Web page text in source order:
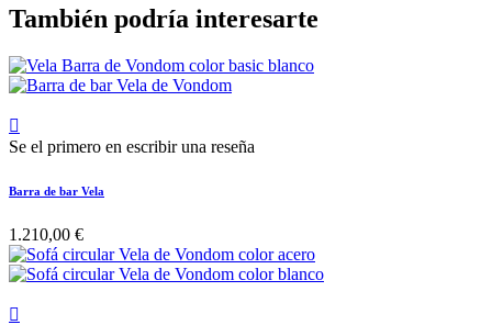
También podría interesarte

Se el primero en escribir una reseña
Barra de bar Vela
1.210,00 €
